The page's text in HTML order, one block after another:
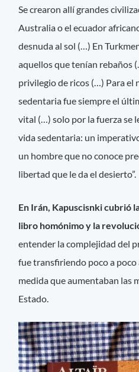
Se crearon allí grandes
Australia o el ecuador
desnuda al sol (…) En
aquellos que tenían rebaños
privilegio de ricos (…) Para el
sedentaria fue siempre el
vital (…) solo por la fuerza se
vida sedentaria: un
un hombre que no conoce
libertad que le da el desierto”.
En Irán, Kapuscisnki cubrió
libro homónimo y la
entender la complejidad del
fue transfiriendo poco a poco
medida que aumentaban las
Estado.